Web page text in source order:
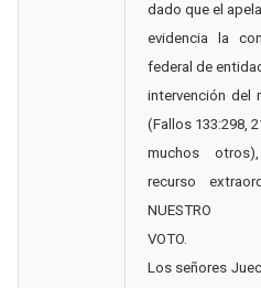
dado que el
evidencia la
federal de
intervención del
(Fallos 133:298,
muchos
recurso
NUESTRO
VOTO.
Los señores